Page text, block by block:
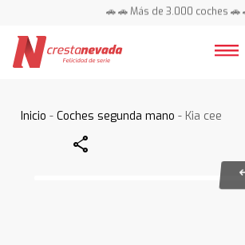
🚗 🚗 Más de 3.000 coches 🚗
Inicio -Coches segunda mano - Kia cee
Share